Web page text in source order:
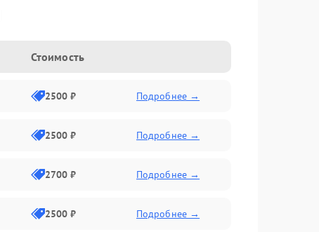
Стоимость
2500 ₽ Подробнее →
2500 ₽ Подробнее →
2700 ₽ Подробнее →
2500 ₽ Подробнее →